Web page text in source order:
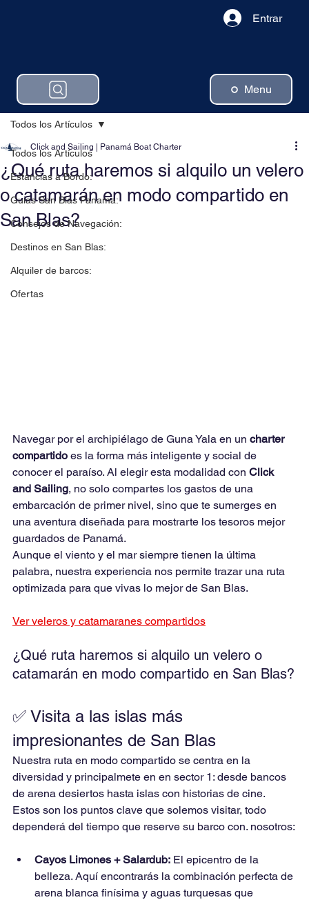
Menu
Entrar
Todos los Artículos
Estancias a Bordo:
Guias San Blas Panama:
Consejos de Navegación:
Destinos en San Blas:
Alquiler de barcos:
Ofertas
Todos los Artículos
¿Qué ruta haremos si alquilo un velero
o catamarán en modo compartido en
San Blas?
Click and Sailing | Panamá Boat Charter
Navegar por el archipiélago de Guna Yala en un charter
compartido es la forma más inteligente y social de
conocer el paraíso. Al elegir esta modalidad con Click
and Sailing, no solo compartes los gastos de una
embarcación de primer nivel, sino que te sumerges en
una aventura diseñada para mostrarte los tesoros mejor
guardados de Panamá.
Aunque el viento y el mar siempre tienen la última
palabra, nuestra experiencia nos permite trazar una ruta
optimizada para que vivas lo mejor de San Blas.
Ver veleros y catamaranes compartidos
¿Qué ruta haremos si alquilo un velero o
catamarán en modo compartido en San Blas?
✅ Visita a las islas más
impresionantes de San Blas
Nuestra ruta en modo compartido se centra en la
diversidad y principalmete en en sector 1: desde bancos
de arena desiertos hasta islas con historias de cine.
Estos son los puntos clave que solemos visitar, todo
dependerá del tiempo que reserve su barco con. nosotros:
Cayos Limones + Salardub: El epicentro de la
belleza. Aquí encontrarás la combinación perfecta de
arena blanca finísima y aguas turquesas que